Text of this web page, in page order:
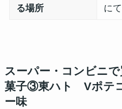
る場所
に
スーパー・コンビニ
菓子③東ハト Vポテ
ー味